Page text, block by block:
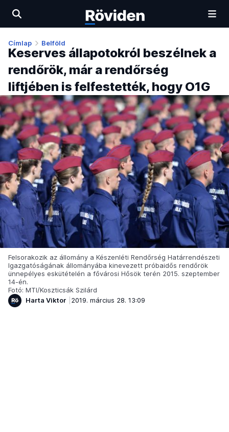
Címlap Belföld
Keserves állapotokról beszélnek a
rendőrök, már a rendőrség
liftjében is felfestették, hogy O1G
Felsorakozik az állomány a Készenléti Rendőrség Határrendészeti
Igazgatóságának állományába kinevezett próbaidős rendőrök
ünnepélyes eskütételén a fővárosi Hősök terén 2015. szeptember
14-én.
Fotó: MTI/Koszticsák Szilárd
Harta Viktor
2019. március 28. 13:09